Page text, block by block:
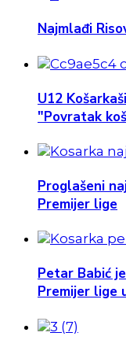
Najmlađi
U12
"Povratak
Proglašeni
Premijer lige
Petar Babić
Premijer lige